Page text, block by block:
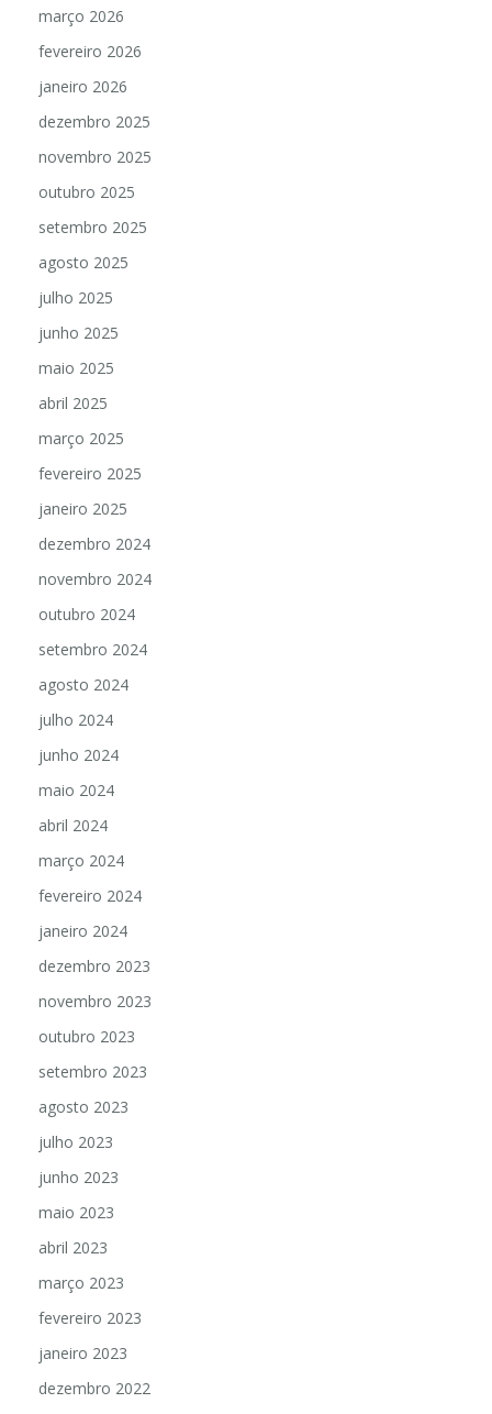
março 2026
fevereiro 2026
janeiro 2026
dezembro 2025
novembro 2025
outubro 2025
setembro 2025
agosto 2025
julho 2025
junho 2025
maio 2025
abril 2025
março 2025
fevereiro 2025
janeiro 2025
dezembro 2024
novembro 2024
outubro 2024
setembro 2024
agosto 2024
julho 2024
junho 2024
maio 2024
abril 2024
março 2024
fevereiro 2024
janeiro 2024
dezembro 2023
novembro 2023
outubro 2023
setembro 2023
agosto 2023
julho 2023
junho 2023
maio 2023
abril 2023
março 2023
fevereiro 2023
janeiro 2023
dezembro 2022